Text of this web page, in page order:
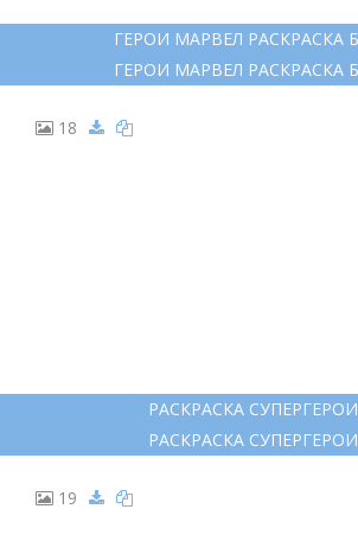
ГЕРОИ МАРВЕЛ РАСКРАСКА
ГЕРОИ МАРВЕЛ РАСКРАСКА
18
РАСКРАСКА
РАСКРАСКА
19